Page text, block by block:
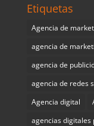
Etiquetas
Agencia de
agencia de
agencia de
agencia de redes
Agencia digital
agencias digitales